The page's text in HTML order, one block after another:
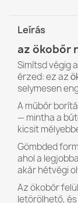
Leírás
az ökobőr
Simítsd végig
érzed: ez az
selymesen
A műbőr
— mintha a
kicsit
Gömbded
ahol a
akár hétvégi
Az ökobőr
letörölhető,